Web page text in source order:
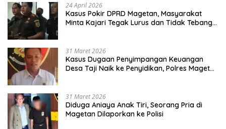
24 April 2026
Kasus Pokir DPRD Magetan, Masyarakat
Minta Kajari Tegak Lurus dan Tidak Tebang
31 Maret 2026
Kasus Dugaan Penyimpangan Keuangan
Desa Taji Naik ke Penyidikan, Polres Magetan
31 Maret 2026
Diduga Aniaya Anak Tiri, Seorang Pria di
Magetan Dilaporkan ke Polisi